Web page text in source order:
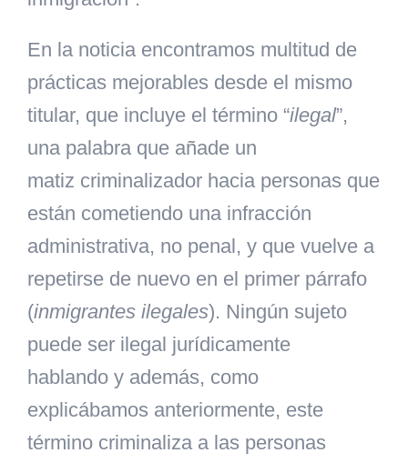
En la noticia encontramos multitud de
prácticas mejorables desde el mismo
titular, que incluye el término “ilegal”,
una palabra que añade un
matiz criminalizador hacia personas que
están cometiendo una infracción
administrativa, no penal, y que vuelve a
repetirse de nuevo en el primer párrafo
(inmigrantes ilegales). Ningún sujeto
puede ser ilegal jurídicamente
hablando y además, como
explicábamos anteriormente, este
término criminaliza a las personas